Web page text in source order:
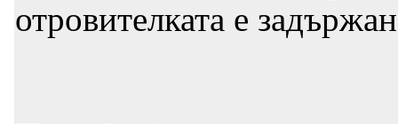
отровителката е